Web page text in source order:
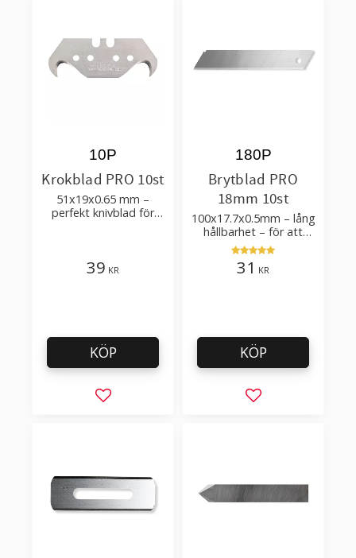
Krokblad PRO 10st
51x19x0.65 mm –
perfekt knivblad för
10P
39 KR
Lägg till i favoriter
KÖP
Brytblad PRO
18mm 10st
100x17.7x0.5mm – lång
hållbarhet – för att
skära kartong, tapet
och golvmaterial
180P
31 KR
Lägg till i
KÖP